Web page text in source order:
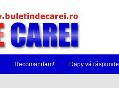
Recomandam! Dapy vă răspunde